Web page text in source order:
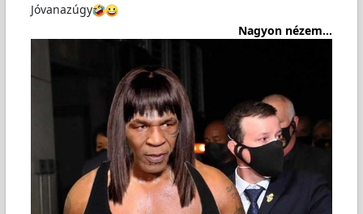
Jóvanazúgy
Nagyon nézem...